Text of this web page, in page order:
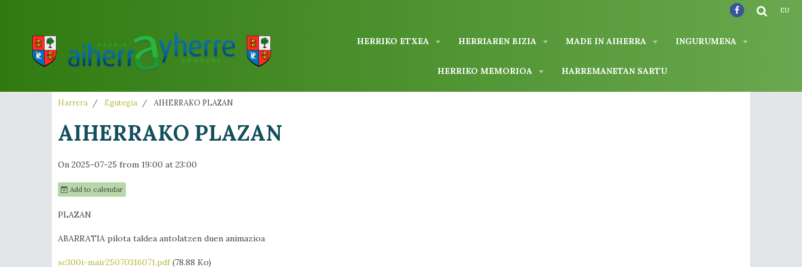
HERRIKO ETXEA HERRIAREN BIZIA MADE IN AIHERRA INGURUMENA
HERRIKO MEMORIOA HARREMANETAN SARTU
EU
Harrera Egutegia AIHERRAKO PLAZAN
AIHERRAKO PLAZAN
On 2025-07-25 from 19:00 at 23:00
Add to calendar
PLAZAN
ABARRATIA pilota taldea antolatzen duen animazioa
sc300i-mair25070316071.pdf(78.88 Ko)